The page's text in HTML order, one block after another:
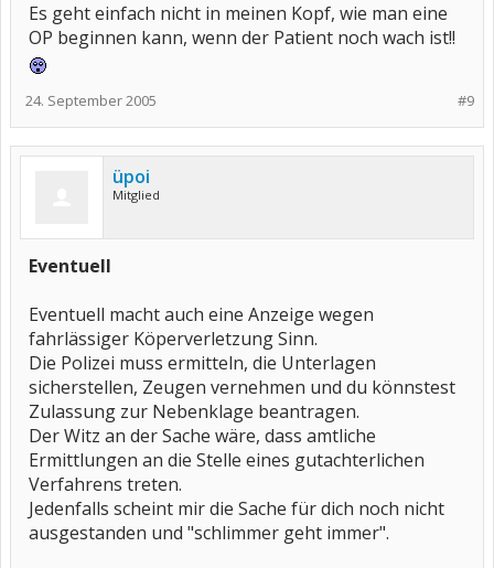
Es geht einfach nicht in meinen Kopf, wie man eine
OP beginnen kann, wenn der Patient noch wach ist!!
#9
24. September 2005
üpoi
Mitglied
Eventuell
Eventuell macht auch eine Anzeige wegen
fahrlässiger Köperverletzung Sinn.
Die Polizei muss ermitteln, die Unterlagen
sicherstellen, Zeugen vernehmen und du könnstest
Zulassung zur Nebenklage beantragen.
Der Witz an der Sache wäre, dass amtliche
Ermittlungen an die Stelle eines gutachterlichen
Verfahrens treten.
Jedenfalls scheint mir die Sache für dich noch nicht
ausgestanden und "schlimmer geht immer".